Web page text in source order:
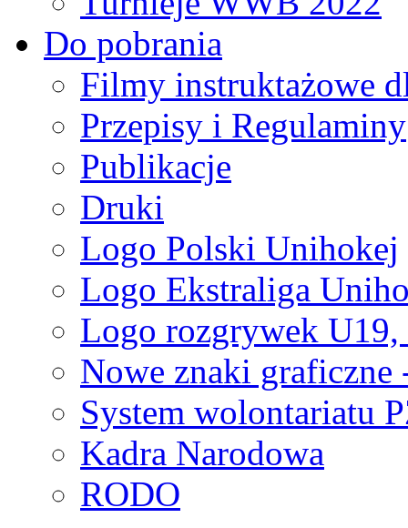
Do pobrania
Filmy instruktażowe
Przepisy i Regulaminy
Publikacje
Druki
Logo Polski Unihokej
Logo Ekstraliga
Logo rozgrywek
Nowe znaki graficzne
System wolontariatu
Kadra Narodowa
RODO